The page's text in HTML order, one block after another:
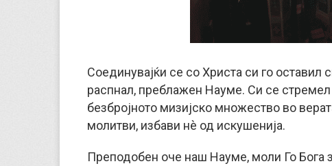
Соединувајќи се со Христа си го оставил
распнал, преблажен Науме. Си се
безбројното мизијско множество во
молитви, избави нè од искушенија.
Преподобен оче наш Науме, моли Го Бога